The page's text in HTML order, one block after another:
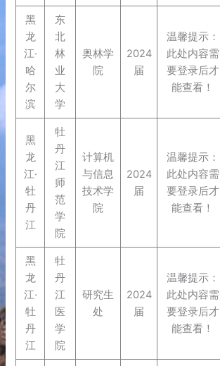
黑
龙
江·
哈
尔
滨
东
北
林
业
大
学
奥林学
院
2024
届
温馨提示：
此处内容需
要登录后才
能查看！
黑
龙
江·
牡
丹
江
牡
丹
江
师
范
学
院
计算机
与信息
技术学
院
2024
届
温馨提示：
此处内容需
要登录后才
能查看！
黑
龙
江·
牡
丹
江
牡
丹
江
医
学
院
研究生
处
2024
届
温馨提示：
此处内容需
要登录后才
能查看！